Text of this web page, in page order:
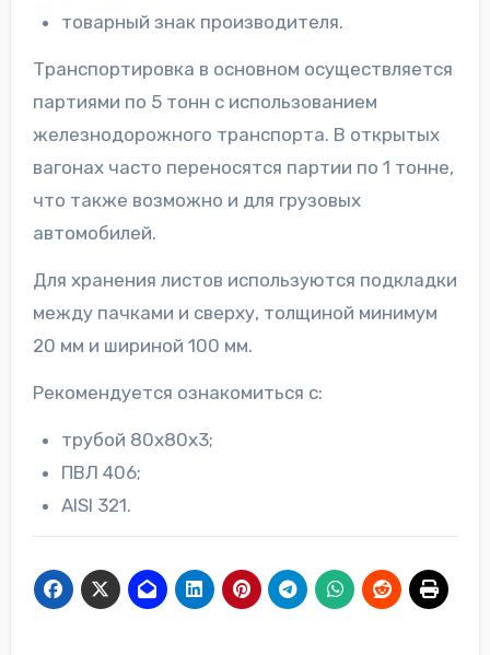
товарный знак производителя.
Транспортировка в основном осуществляется
партиями по 5 тонн с использованием
железнодорожного транспорта. В открытых
вагонах часто переносятся партии по 1 тонне,
что также возможно и для грузовых
автомобилей.
Для хранения листов используются подкладки
между пачками и сверху, толщиной минимум
20 мм и шириной 100 мм.
Рекомендуется ознакомиться с:
трубой 80х80х3;
ПВЛ 406;
AISI 321.